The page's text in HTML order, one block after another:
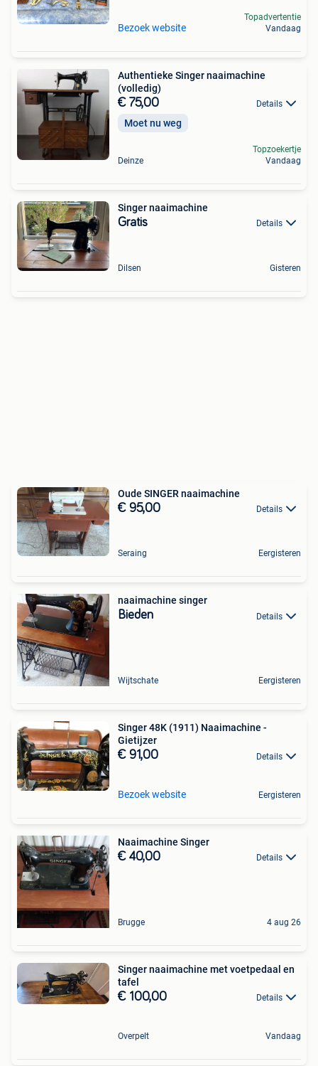
Bezoek website
Topadvertentie
Vandaag
Authentieke Singer naaimachine
(volledig)
€ 75,00 Details
Moet nu weg
Deinze
Topzoekertje
Vandaag
Singer naaimachine
Gratis Details
Dilsen Gisteren
Oude SINGER naaimachine
€ 95,00 Details
Seraing Eergisteren
naaimachine singer
Bieden Details
Wijtschate Eergisteren
Singer 48K (1911) Naaimachine -
Gietijzer
€ 91,00 Details
Bezoek website Eergisteren
Naaimachine Singer
€ 40,00 Details
Brugge 4 aug 26
Singer naaimachine met voetpedaal en
tafel
€ 100,00 Details
Overpelt Vandaag